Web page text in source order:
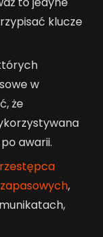
klucze
w
że
awarii.
,